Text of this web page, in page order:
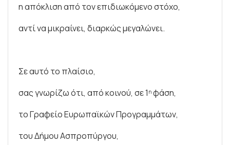
η απόκλιση από τον επιδιωκόμενο στόχο,
αντί να μικραίνει, διαρκώς μεγαλώνει.
Σε αυτό το πλαίσιο,
σας γνωρίζω ότι, από κοινού, σε 1 η φάση,
το Γραφείο Ευρωπαϊκών Προγραμμάτων,
του Δήμου Ασπροπύργου,